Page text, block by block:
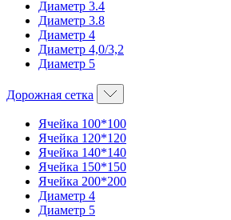
Диаметр 3.4
Диаметр 3.8
Диаметр 4
Диаметр 4,0/3,2
Диаметр 5
Дорожная сетка
Ячейка 100*100
Ячейка 120*120
Ячейка 140*140
Ячейка 150*150
Ячейка 200*200
Диаметр 4
Диаметр 5